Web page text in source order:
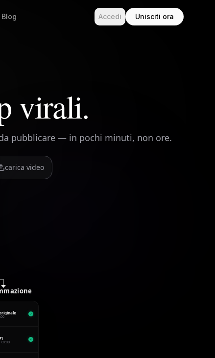
Blog Accedi Unisciti ora
virali.
pubblicare — in pochi minuti, non ore.
carica video
09:00